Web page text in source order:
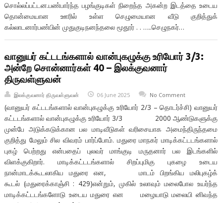
சொல்லப்பட்டன.பண்பார்ந்த பழங்குடிகள் நிறைந்த அகன்ற இடத்தை உடைய
தொன்மையான ஊரில் உள்ள செழுமையான வீடு குறித்துக்
கல்லாடனார்பண்பின் முதுகுடிநனந்தலை மூதூர் . . …..செழுநகர்…
வானுயர் கட்டடங்களால் வான்புகழுக்கு உரியோர் 3/3:
அன்றே சொன்னார்கள் 40 – இலக்குவனார்
திருவள்ளுவன்
இலக்குவனார் திருவள்ளுவன் 06 June 2025 No Comment
(வானுயர் கட்டடங்களால் வான்புகழுக்கு உரியோர் 2/3 – தொடர்ச்சி) வானுயர்
கட்டடங்களால் வான்புகழுக்கு உரியோர் 3/3 2000 ஆண்டுகளுக்கு
முன்பே அடுக்கடுக்கான பல மாடிவீடுகள் வரிசையாக அமைந்திருந்தமை
குறித்து மேலும் சில விவரம் பார்ப்போம். மதுரை மாநகர் மாடிக்கட்டடங்களால்
புகழ் பெற்றது என்பதைப் புலவர் மாங்குடி மருதனார் பல இடங்களில்
விளக்குகிறார். மாடிக்கட்டடங்களால் சிறப்புமிகு புகழை உடைய
நான்மாடக்கூடலாகிய மதுரை என, மாடம் பிறங்கிய மலிபுகழ்க்
கூடல் (மதுரைக்காஞ்சி : 429)என்றும், முகில் உலாவும் மலைபோல உயர்ந்த
மாடிக்கட்டடங்களோடு உடைய மதுரை என மழையாடு மலையி னிவந்த